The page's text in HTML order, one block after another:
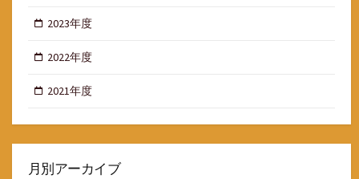
2023年度
2022年度
2021年度
月別アーカイブ